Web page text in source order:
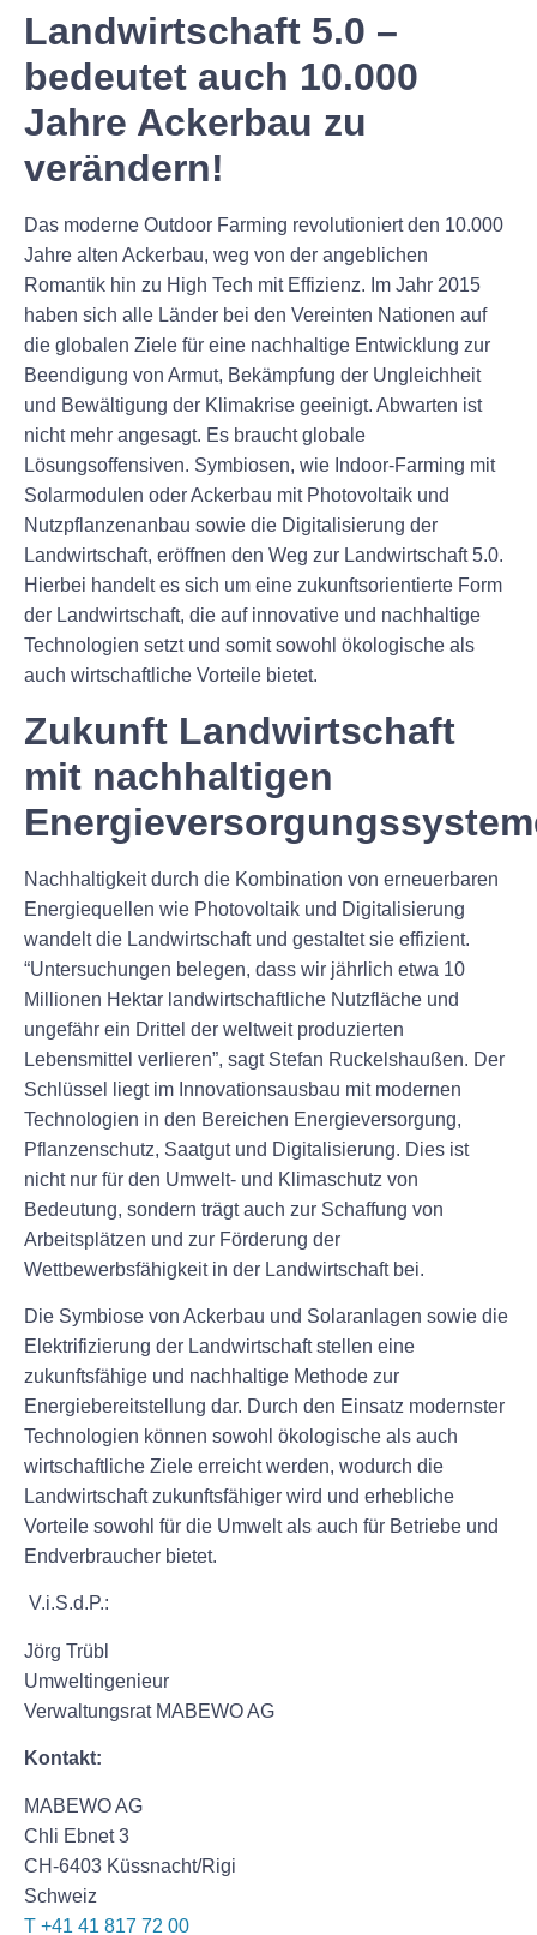
Landwirtschaft 5.0 –
bedeutet auch 10.000
Jahre Ackerbau zu
verändern!
Das moderne Outdoor Farming revolutioniert den 10.000
Jahre alten Ackerbau, weg von der angeblichen
Romantik hin zu High Tech mit Effizienz. Im Jahr 2015
haben sich alle Länder bei den Vereinten Nationen auf
die globalen Ziele für eine nachhaltige Entwicklung zur
Beendigung von Armut, Bekämpfung der Ungleichheit
und Bewältigung der Klimakrise geeinigt. Abwarten ist
nicht mehr angesagt. Es braucht globale
Lösungsoffensiven. Symbiosen, wie Indoor-Farming mit
Solarmodulen oder Ackerbau mit Photovoltaik und
Nutzpflanzenanbau sowie die Digitalisierung der
Landwirtschaft, eröffnen den Weg zur Landwirtschaft 5.0.
Hierbei handelt es sich um eine zukunftsorientierte Form
der Landwirtschaft, die auf innovative und nachhaltige
Technologien setzt und somit sowohl ökologische als
auch wirtschaftliche Vorteile bietet.
Zukunft Landwirtschaft
mit nachhaltigen
Nachhaltigkeit durch die Kombination von erneuerbaren
Energiequellen wie Photovoltaik und Digitalisierung
wandelt die Landwirtschaft und gestaltet sie effizient.
“Untersuchungen belegen, dass wir jährlich etwa 10
Millionen Hektar landwirtschaftliche Nutzfläche und
ungefähr ein Drittel der weltweit produzierten
Lebensmittel verlieren”, sagt Stefan Ruckelshaußen. Der
Schlüssel liegt im Innovationsausbau mit modernen
Technologien in den Bereichen Energieversorgung,
Pflanzenschutz, Saatgut und Digitalisierung. Dies ist
nicht nur für den Umwelt- und Klimaschutz von
Bedeutung, sondern trägt auch zur Schaffung von
Arbeitsplätzen und zur Förderung der
Wettbewerbsfähigkeit in der Landwirtschaft bei.
Die Symbiose von Ackerbau und Solaranlagen sowie die
Elektrifizierung der Landwirtschaft stellen eine
zukunftsfähige und nachhaltige Methode zur
Energiebereitstellung dar. Durch den Einsatz modernster
Technologien können sowohl ökologische als auch
wirtschaftliche Ziele erreicht werden, wodurch die
Landwirtschaft zukunftsfähiger wird und erhebliche
Vorteile sowohl für die Umwelt als auch für Betriebe und
Endverbraucher bietet.
V.i.S.d.P.:
Jörg Trübl
Umweltingenieur
Verwaltungsrat MABEWO AG
Kontakt:
MABEWO AG
Chli Ebnet 3
CH-6403 Küssnacht/Rigi
Schweiz
T +41 41 817 72 00